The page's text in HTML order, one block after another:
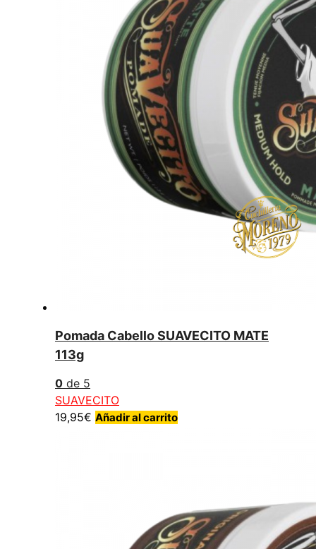
Pomada Cabello SUAVECITO MATE
113g
0 de 5
SUAVECITO
19,95€ Añadir al carrito